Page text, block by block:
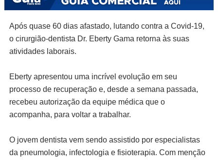
Após quase 60 dias afastado, lutando contra a Covid-19,
o cirurgião-dentista Dr. Eberty Gama retorna às suas
atividades laborais.
Eberty apresentou uma incrível evolução em seu
processo de recuperação e, desde a semana passada,
recebeu autorização da equipe médica que o
acompanha, para voltar a trabalhar.
O jovem dentista vem sendo assistido por especialistas
da pneumologia, infectologia e fisioterapia. Com menção